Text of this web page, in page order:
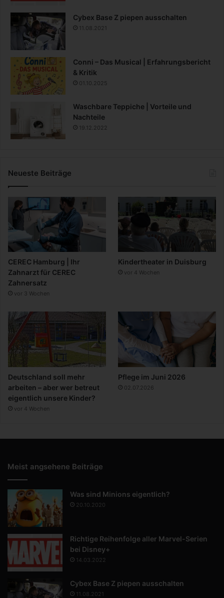
Cybex Base Z piepen ausschalten
11.08.2021
Conni – Das Musical | Erfahrungsbericht
& Kritik
01.10.2025
Waschbare Teppiche | Vorteile und
Nachteile
19.12.2022
Neueste Beiträge
CEREC Hamburg | Ihr
Zahnarzt für CEREC
Zahnersatz
vor 3 Wochen
Kindertheater in Duisburg
vor 4 Wochen
Deutschland soll mehr
arbeiten – aber wer betreut
eigentlich unsere Kinder?
vor 4 Wochen
Pflege im Juni 2026
02.07.2026
Meist angsehene Beiträge
Was sind Minions eigentlich?
20.10.2020
Richtige Reihenfolge aller Marvel-Serien
bei Disney+
14.03.2022
Cybex Base Z piepen ausschalten
11.08.2021